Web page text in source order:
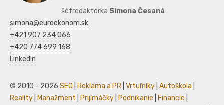
šéfredaktorka Simona Česaná
simona@euroekonom.sk
+421 907 234 066
+420 774 699 168
LinkedIn
© 2010 - 2026 SEO Reklama a PR Vrtuľníky Autoškola
Reality
Manažment Prijímáčky Podnikanie Financie